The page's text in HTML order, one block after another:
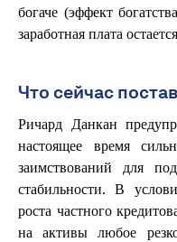
богаче (эффект
заработная плата
Что сейчас
Ричард Данкан
настоящее время
заимствований для
стабильности. В
роста частного
на активы любое